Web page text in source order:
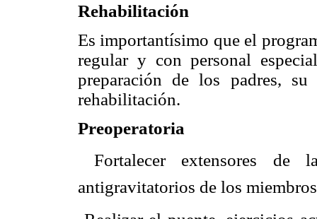
Rehabilitación
Es importantísimo que el
regular y con personal
preparación de los padres,
rehabilitación.
Preoperatoria
 Fortalecer extensores de
antigravitatorios de los